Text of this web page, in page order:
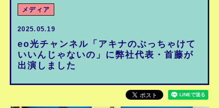
メディア
2025.05.19
eo光チャンネル「アキナのぶっちゃけて
いいんじゃないの」に弊社代表・首藤が
出演しました